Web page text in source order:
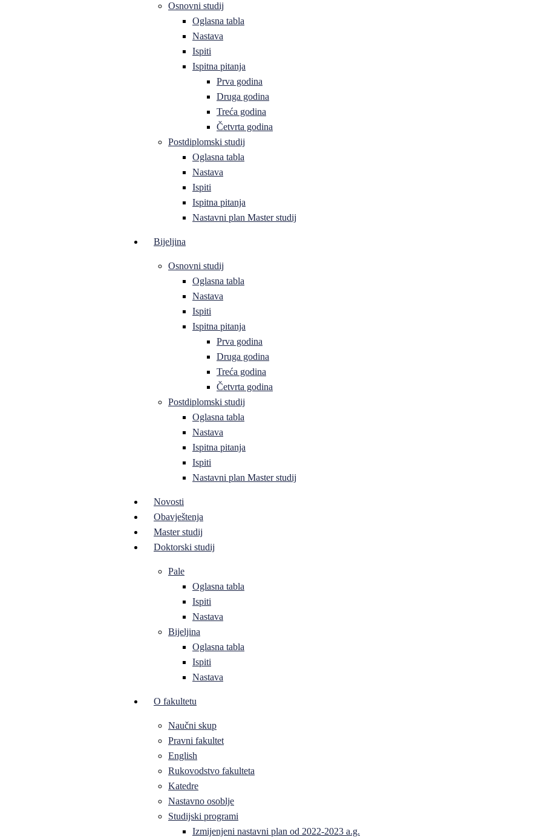
Osnovni studij
Oglasna tabla
Nastava
Ispiti
Ispitna pitanja
Prva godina
Druga godina
Treća godina
Četvrta godina
Postdiplomski studij
Oglasna tabla
Nastava
Ispiti
Ispitna pitanja
Nastavni plan Master studij
Bijeljina
Osnovni studij
Oglasna tabla
Nastava
Ispiti
Ispitna pitanja
Prva godina
Druga godina
Treća godina
Četvrta godina
Postdiplomski studij
Oglasna tabla
Nastava
Ispitna pitanja
Ispiti
Nastavni plan Master studij
Novosti
Obavještenja
Master studij
Doktorski studij
Pale
Oglasna tabla
Ispiti
Nastava
Bijeljina
Oglasna tabla
Ispiti
Nastava
O fakultetu
Naučni skup
Pravni fakultet
English
Rukovodstvo fakulteta
Katedre
Nastavno osoblje
Studijski programi
Izmijenjeni nastavni plan od 2022-2023 a.g.